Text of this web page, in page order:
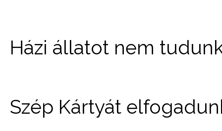
Házi állatot nem
Szép Kártyát